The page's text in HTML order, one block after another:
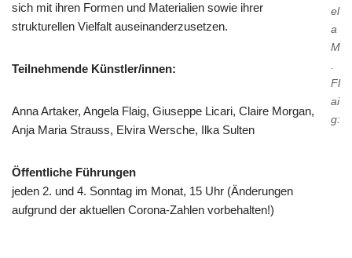
el
a
M
Fl
ai
g:
sich mit ihren Formen und Materialien sowie ihrer
strukturellen Vielfalt auseinanderzusetzen.
Teilnehmende Künstler/innen:
Anna Artaker, Angela Flaig, Giuseppe Licari, Claire Morgan,
Anja Maria Strauss, Elvira Wersche, Ilka Sulten
Öffentliche Führungen
jeden 2. und 4. Sonntag im Monat, 15 Uhr (Änderungen
aufgrund der aktuellen Corona-Zahlen vorbehalten!)